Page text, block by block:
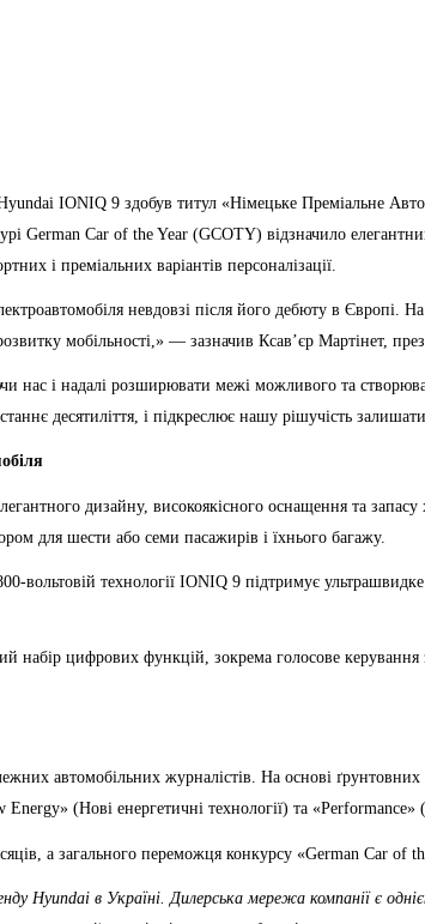
IONIQ 9 здобув титул «Німецьке Преміальне
German Car of the Year (GCOTY) відзначило
і преміальних варіантів персоналізації.
невдовзі після його дебюту в
мобільності,» — зазначив Ксав’єр Мартінет,
і надалі розширювати межі можливого та
десятиліття, і підкреслює нашу рішучість
дизайну, високоякісного оснащення та запасу
для шести або семи пасажирів і їхнього багажу.
вольтовій технології IONIQ 9 підтримує
цифрових функцій, зокрема голосове
автомобільних журналістів. На основі
(Нові енергетичні технології) та «Performance»
а загального переможця конкурсу «German Car of
Hyundai в Україні. Дилерська мережа компанії є